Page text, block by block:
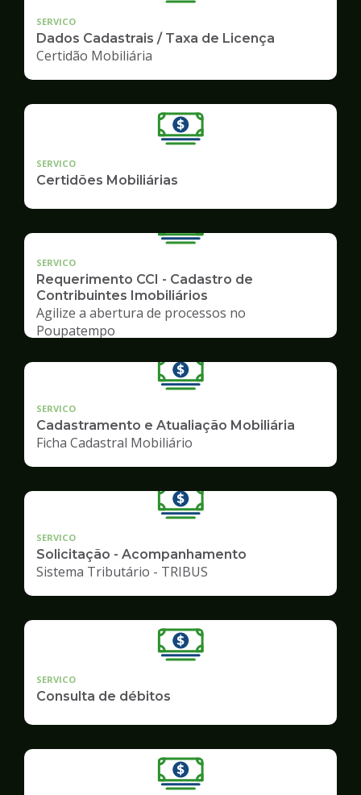
SERVICO
Dados Cadastrais / Taxa de Licença
Certidão Mobiliária
SERVICO
Certidões Mobiliárias
SERVICO
Requerimento CCI - Cadastro de
Contribuintes Imobiliários
Agilize a abertura de processos no
Poupatempo
SERVICO
Cadastramento e Atualiação Mobiliária
Ficha Cadastral Mobiliário
SERVICO
Solicitação - Acompanhamento
Sistema Tributário - TRIBUS
SERVICO
Consulta de débitos